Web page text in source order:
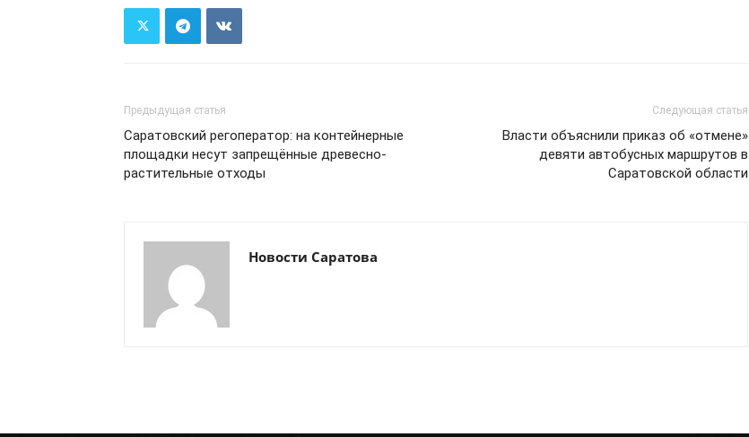
Предыдущая статья
Саратовский регоператор: на контейнерные
площадки несут запрещённые древесно-
растительные отходы
Следующая статья
Власти объяснили приказ об «отмене»
девяти автобусных маршрутов в
Саратовской области
Новости Саратова